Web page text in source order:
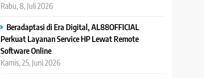
Rabu, 8, Juli 2026
Beradaptasi di Era Digital, AL88OFFICIAL
Perkuat Layanan Service HP Lewat Remote
Software Online
Kamis, 25, Juni 2026